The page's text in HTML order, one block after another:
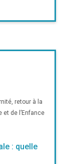
retour à la
de l’Enfance
: quelle